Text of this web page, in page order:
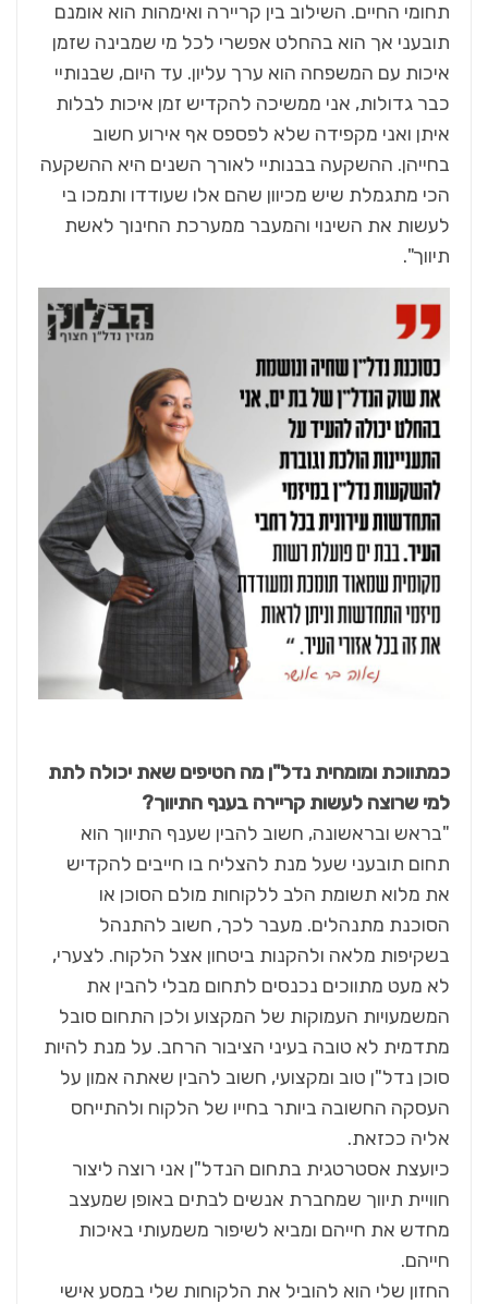
תחומי החיים. השילוב בין קריירה ואימהות הוא אומנם
תובעני אך הוא בהחלט אפשרי לכל מי שמבינה שזמן
איכות עם המשפחה הוא ערך עליון. עד היום, שבנותיי
כבר גדולות, אני ממשיכה להקדיש זמן איכות לבלות
איתן ואני מקפידה שלא לפספס אף אירוע חשוב
בחייהן. ההשקעה בבנותיי לאורך השנים היא ההשקעה
הכי מתגמלת שיש מכיוון שהם אלו שעודדו ותמכו בי
לעשות את השינוי והמעבר ממערכת החינוך לאשת
תיווך".
כמתווכת ומומחית נדל"ן מה הטיפים שאת יכולה לתת
למי שרוצה לעשות קריירה בענף התיווך?
"בראש ובראשונה, חשוב להבין שענף התיווך הוא
תחום תובעני שעל מנת להצליח בו חייבים להקדיש
את מלוא תשומת הלב ללקוחות מולם הסוכן או
הסוכנת מתנהלים. מעבר לכך, חשוב להתנהל
בשקיפות מלאה ולהקנות ביטחון אצל הלקוח. לצערי,
לא מעט מתווכים נכנסים לתחום מבלי להבין את
המשמעויות העמוקות של המקצוע ולכן התחום סובל
מתדמית לא טובה בעיני הציבור הרחב. על מנת להיות
סוכן נדל"ן טוב ומקצועי, חשוב להבין שאתה אמון על
העסקה החשובה ביותר בחייו של הלקוח ולהתייחס
אליה ככזאת.
כיועצת אסטרטגית בתחום הנדל"ן אני רוצה ליצור
חוויית תיווך שמחברת אנשים לבתים באופן שמעצב
מחדש את חייהם ומביא לשיפור משמעותי באיכות
חייהם.
החזון שלי הוא להוביל את הלקוחות שלי במסע אישי